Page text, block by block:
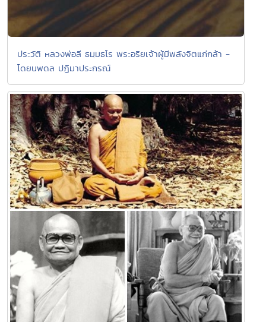
ประวัติ หลวงพ่อลี ธมฺมธโร พระอริยเจ้าผู้มีพลังจิตแก่กล้า -
โดยนพดล ปฏิมาประกรณ์